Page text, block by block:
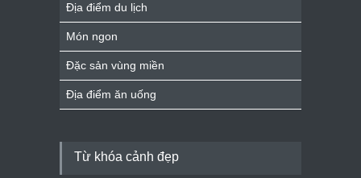
Địa điểm du lịch
Món ngon
Đặc sản vùng miền
Địa điểm ăn uống
Từ khóa cảnh đẹp